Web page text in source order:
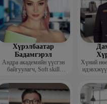
Хүрэлбаатар
Бадамгэрэл
Андра академийн үүсгэн
байгуулагч, Soft skill
Гоо зүйн ментор, Монголын
мисс, Топ модель
Хүний